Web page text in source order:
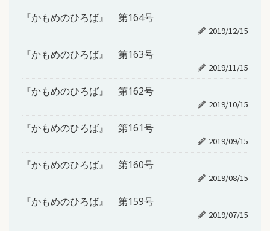
『かもめのひろば』 第164号
2019/12/15
『かもめのひろば』 第163号
2019/11/15
『かもめのひろば』 第162号
2019/10/15
『かもめのひろば』 第161号
2019/09/15
『かもめのひろば』 第160号
2019/08/15
『かもめのひろば』 第159号
2019/07/15